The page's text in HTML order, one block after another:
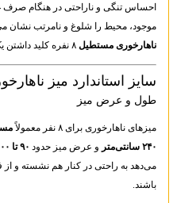
احساس تنگی و ناراحتی در هنگام صرف
موجود، محیط را شلوغ و نامرتب نشان
ناهارخوری مستطیل۸ نفره کلید داشتن یک فضای غذاخوری کارآمد و زیبا است.
سایز استاندارد میز ناهارخوری ۸
طول و عرض میز
میزهای ناهارخوری برای ۸ نفر معمولاً
و عرض میز حدود۹۰ تا ۱۰۰ سانتی‌متر
می‌دهد به راحتی در کنار هم نشسته و از
باشند.